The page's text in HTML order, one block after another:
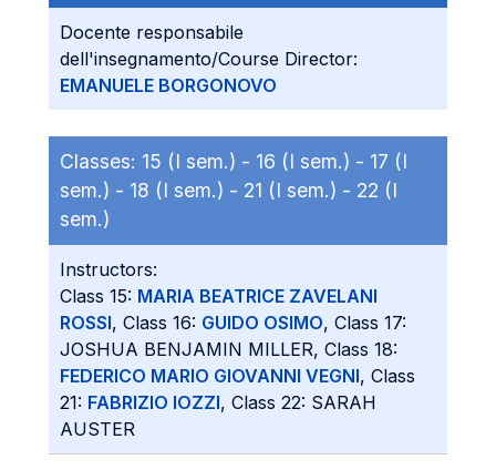
Docente responsabile
dell'insegnamento/Course Director:
EMANUELE BORGONOVO
Classes: 15 (I sem.) - 16 (I sem.) - 17 (I
sem.) - 18 (I sem.) - 21 (I sem.) - 22 (I
sem.)
Instructors:
Class 15: MARIA BEATRICE ZAVELANI
ROSSI, Class 16: GUIDO OSIMO, Class 17:
JOSHUA BENJAMIN MILLER, Class 18:
FEDERICO MARIO GIOVANNI VEGNI, Class
21: FABRIZIO IOZZI, Class 22: SARAH
AUSTER